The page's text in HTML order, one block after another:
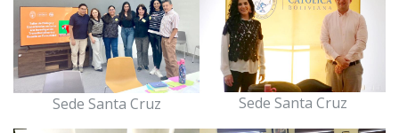
Sede Santa Cruz Sede Santa Cruz